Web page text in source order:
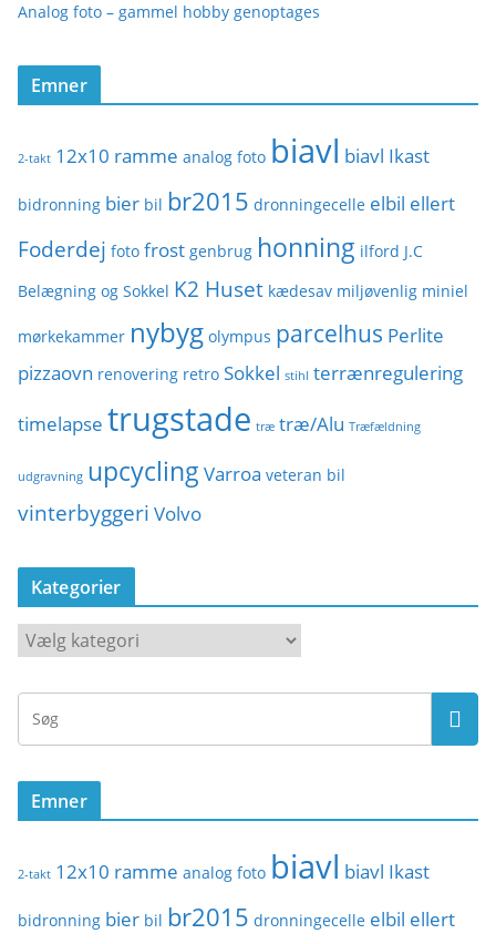
Analog foto – gammel hobby genoptages
Emner
2-takt 12x10 ramme analog foto biavl biavl Ikast
bidronning bier bil br2015 dronningecelle elbil ellert
Foderdej foto frost genbrug honning ilford J.C
Belægning og Sokkel K2 Huset kædesav miljøvenlig miniel
mørkekammer nybyg olympus parcelhus Perlite
pizzaovn renovering retro Sokkel stihl terrænregulering
timelapse trugstade træ træ/Alu Træfældning
udgravning upcycling Varroa veteran bil
vinterbyggeri Volvo
Kategorier
K
a
t
g
r
Emner
2-takt 12x10 ramme analog foto biavl biavl Ikast
bidronning bier bil br2015 dronningecelle elbil ellert